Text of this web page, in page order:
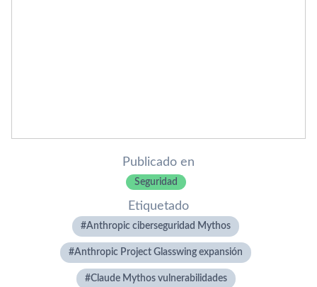
Publicado en
Seguridad
Etiquetado
Anthropic ciberseguridad Mythos
Anthropic Project Glasswing expansión
Claude Mythos vulnerabilidades